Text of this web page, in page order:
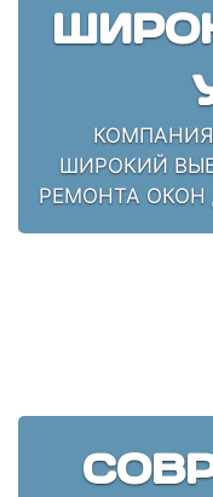
КОМПАНИЯ
ШИРОКИЙ
РЕМОНТА ОКОН